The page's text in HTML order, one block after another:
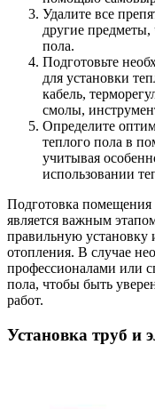
Удалите все
другие предметы,
пола.
Подготовьте
для установки
кабель,
смолы,
Определите
теплого пола в
учитывая
использовании
Подготовка помещения
является важным
правильную установку
отопления. В случае
профессионалами или
пола, чтобы быть
работ.
Установка труб и